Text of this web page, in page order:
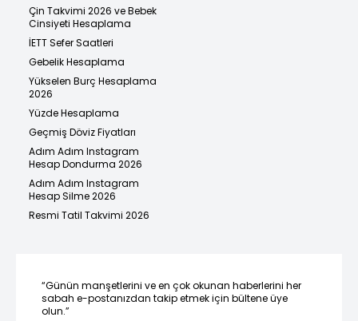
Çin Takvimi 2026 ve Bebek
Cinsiyeti Hesaplama
İETT Sefer Saatleri
Gebelik Hesaplama
Yükselen Burç Hesaplama
2026
Yüzde Hesaplama
Geçmiş Döviz Fiyatları
Adım Adım Instagram
Hesap Dondurma 2026
Adım Adım Instagram
Hesap Silme 2026
Resmi Tatil Takvimi 2026
“Günün manşetlerini ve en çok okunan haberlerini her
sabah e-postanızdan takip etmek için bültene üye
olun.”